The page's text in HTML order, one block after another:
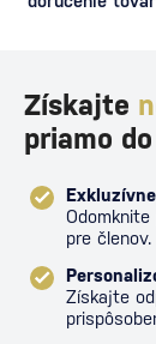
Získajte
priamo
pre členov.
Získajte